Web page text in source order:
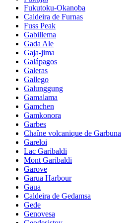
Fukutoku-Okanoba
Caldeira de Furnas
Fuss Peak
Gabillema
Gada Ale
Gaja-jima
Galápagos
Galeras
Gallego
Galunggung
Gamalama
Gamchen
Gamkonora
Garbes
Chaîne volcanique de Garbuna
Gareloi
Lac Garibaldi
Mont Garibaldi
Garove
Garua Harbour
Gaua
Caldeira de Gedamsa
Gede
Genovesa